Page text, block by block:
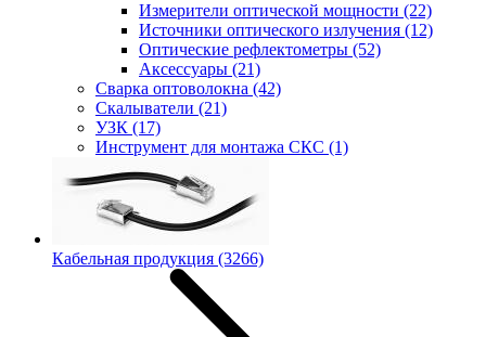
Измерители оптической мощности (22)
Источники оптического излучения (12)
Оптические рефлектометры (52)
Аксессуары (21)
Сварка оптоволокна (42)
Скалыватели (21)
УЗК (17)
Инструмент для монтажа СКС (1)
Кабельная продукция (3266)